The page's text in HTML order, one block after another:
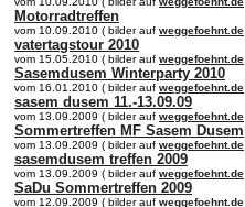
Motorradtreffen
vom 10.09.2010 ( bilder auf weggefoehnt.de
vatertagstour 2010
vom 15.05.2010 ( bilder auf weggefoehnt.de
Sasemdusem Winterparty 2010
vom 16.01.2010 ( bilder auf weggefoehnt.de
sasem dusem 11.-13.09.09
vom 13.09.2009 ( bilder auf weggefoehnt.de
Sommertreffen MF Sasem Dusem
vom 13.09.2009 ( bilder auf weggefoehnt.de
sasemdusem treffen 2009
vom 13.09.2009 ( bilder auf weggefoehnt.de
SaDu Sommertreffen 2009
vom 12.09.2009 ( bilder auf weggefoehnt.de